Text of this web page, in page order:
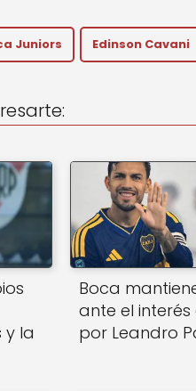
Juniors Edinson Cavani
y la
Boca
ante el interés
por Leandro